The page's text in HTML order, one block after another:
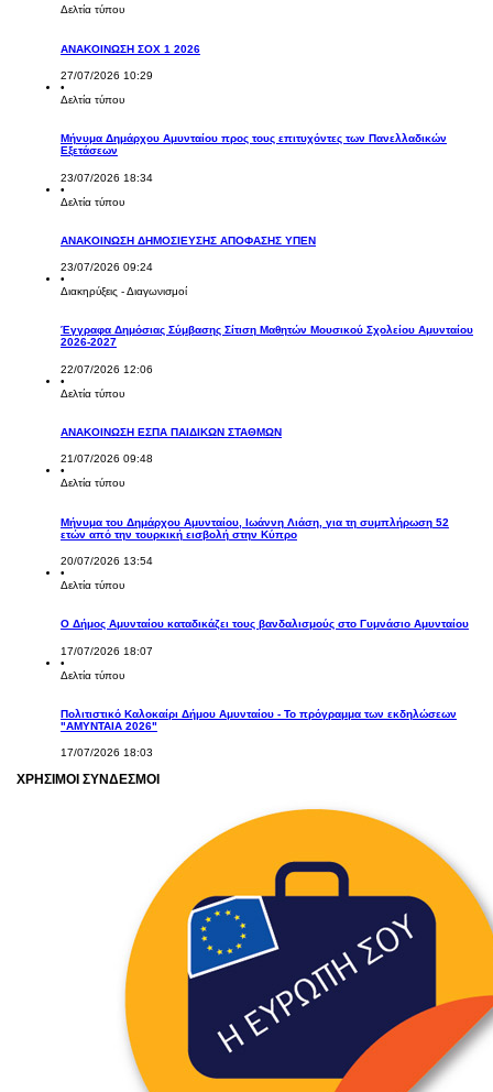
Δελτία τύπου
ΑΝΑΚΟΙΝΩΣΗ ΣΟΧ 1 2026
27/07/2026 10:29
•
Δελτία τύπου
Μήνυμα Δημάρχου Αμυνταίου προς τους επιτυχόντες των Πανελλαδικών
Εξετάσεων
23/07/2026 18:34
•
Δελτία τύπου
ΑΝΑΚΟΙΝΩΣΗ ΔΗΜΟΣΙΕΥΣΗΣ ΑΠΟΦΑΣΗΣ ΥΠΕΝ
23/07/2026 09:24
•
Διακηρύξεις - Διαγωνισμοί
Έγγραφα Δημόσιας Σύμβασης Σίτιση Μαθητών Μουσικού Σχολείου Αμυνταίου
2026-2027
22/07/2026 12:06
•
Δελτία τύπου
ΑΝΑΚΟΙΝΩΣΗ ΕΣΠΑ ΠΑΙΔΙΚΩΝ ΣΤΑΘΜΩΝ
21/07/2026 09:48
•
Δελτία τύπου
Μήνυμα του Δημάρχου Αμυνταίου, Ιωάννη Λιάση, για τη συμπλήρωση 52
ετών από την τουρκική εισβολή στην Κύπρο
20/07/2026 13:54
•
Δελτία τύπου
Ο Δήμος Αμυνταίου καταδικάζει τους βανδαλισμούς στο Γυμνάσιο Αμυνταίου
17/07/2026 18:07
•
Δελτία τύπου
Πολιτιστικό Καλοκαίρι Δήμου Αμυνταίου - Το πρόγραμμα των εκδηλώσεων
"ΑΜΥΝΤΑΙΑ 2026"
17/07/2026 18:03
ΧΡΗΣΙΜΟΙ ΣΥΝΔΕΣΜΟΙ